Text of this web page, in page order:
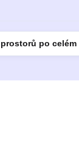
prostorů po celém